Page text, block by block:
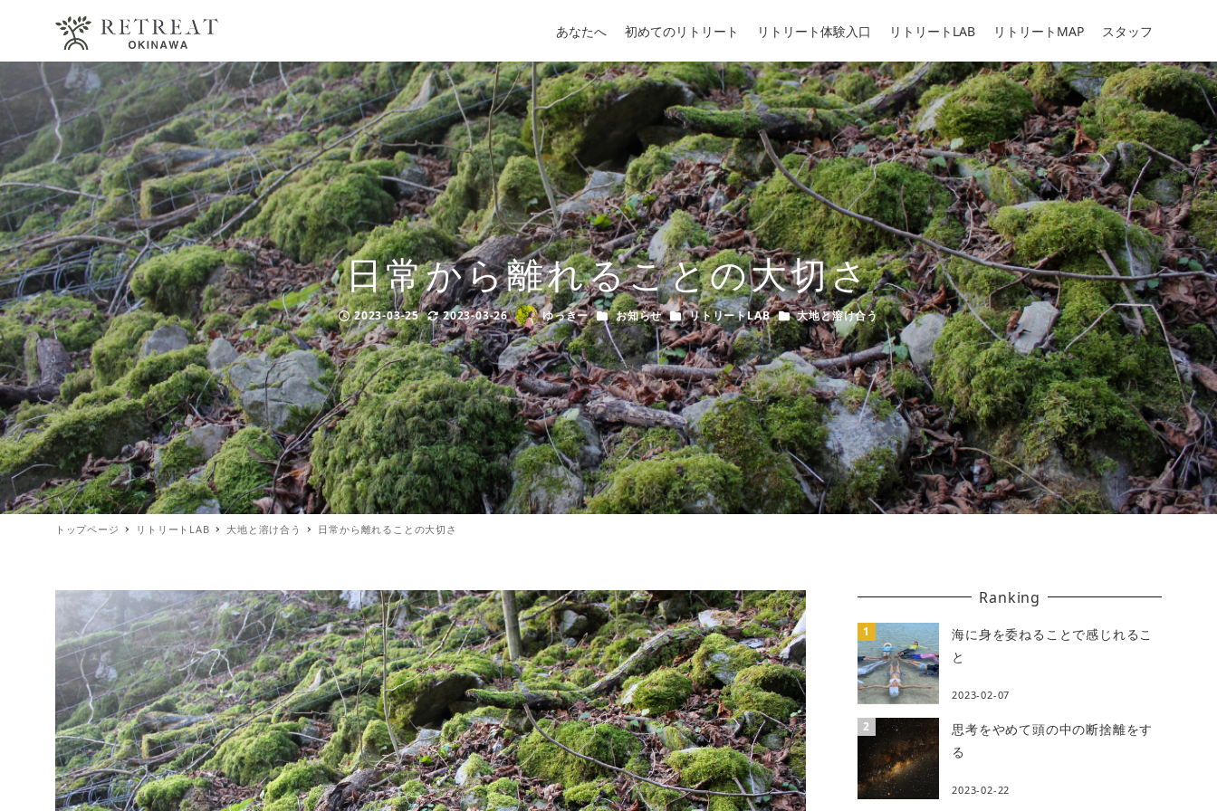
あなたへ 初めてのリトリート リトリート体験入口 リトリートLAB リトリートMAP スタッフ
日常から離れることの大切さ
Published
2023-03-25
Modified
2023-03-26
Author
ゆっきー カテゴリー
お知らせ カテゴリー
リトリートLAB カテゴリー
大地と溶け合う
トップページ リトリートLAB 大地と溶け合う 日常から離れることの大切さ
Ranking
海に身を委ねることで感じれるこ
と
2023-02-07
思考をやめて頭の中の断捨離をす
る
2023-02-22